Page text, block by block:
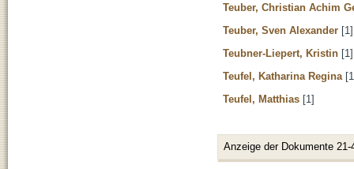
Teuber, Christian Achim
Teuber, Sven Alexander [1]
Teubner-Liepert, Kristin [1]
Teufel, Katharina Regina
Teufel, Matthias [1]
Anzeige der Dokumente 21-